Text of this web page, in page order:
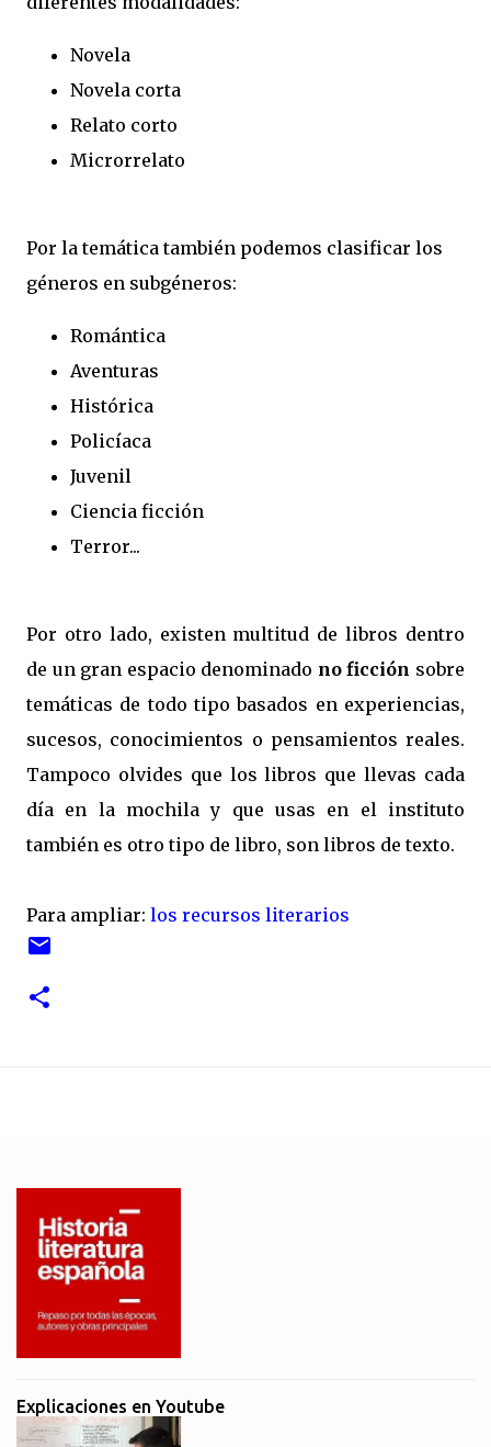
Novela
Novela corta
Relato corto
Microrrelato
Por la temática también podemos clasificar los
géneros en subgéneros:
Romántica
Aventuras
Histórica
Policíaca
Juvenil
Ciencia ficción
Terror...
Por otro lado, existen multitud de libros dentro
de un gran espacio denominado no ficción sobre
temáticas de todo tipo basados en experiencias,
sucesos, conocimientos o pensamientos reales.
Tampoco olvides que los libros que llevas cada
día en la mochila y que usas en el instituto
también es otro tipo de libro, son libros de texto.
Para ampliar: los recursos literarios
Explicaciones en Youtube